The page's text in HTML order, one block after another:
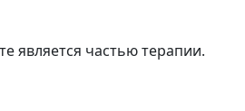
является частью терапии.